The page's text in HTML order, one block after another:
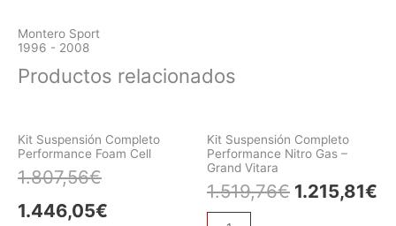
Montero Sport
1996 - 2008
Productos relacionados
Kit Suspensión Completo
Performance Foam Cell
1.807,56€
1.446,05€
Kit Suspensión Completo
Performance Nitro Gas –
Grand Vitara
1.519,76€ 1.215,81€